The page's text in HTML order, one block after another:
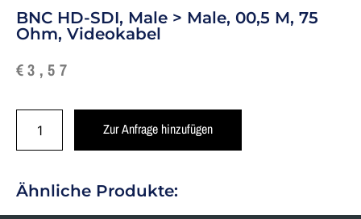
BNC HD-SDI, Male > Male, 00,5 M, 75
Ohm, Videokabel
€3,57
Zur Anfrage hinzufügen
Ähnliche Produkte: